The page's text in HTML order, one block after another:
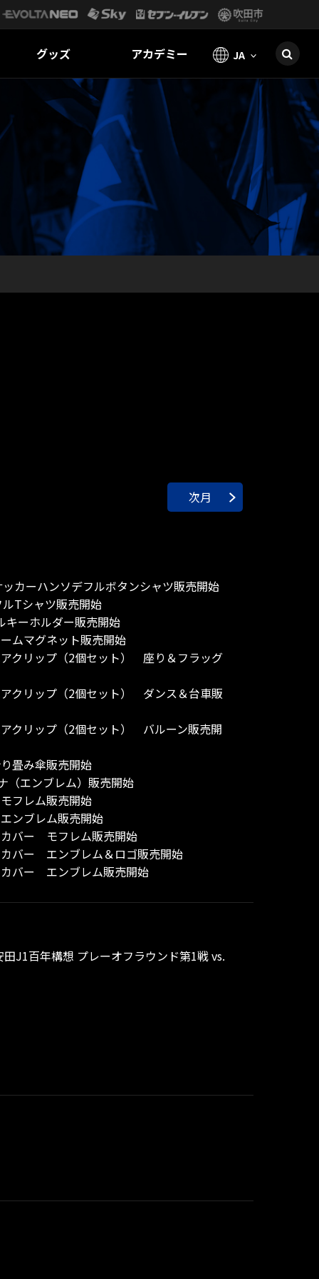
グッズ アカデミー JA
次月
カーハンソデフルボタンシャツ販売開始
Tシャツ販売開始
キーホルダー販売開始
ムマグネット販売開始
クリップ（2個セット） 座り＆フラッグ
クリップ（2個セット） ダンス＆台車販
クリップ（2個セット） バルーン販売開
畳み傘販売開始
（エンブレム）販売開始
フレム販売開始
ンブレム販売開始
バー モフレム販売開始
バー エンブレム＆ロゴ販売開始
バー エンブレム販売開始
J1百年構想 プレーオフラウンド第1戦 vs.